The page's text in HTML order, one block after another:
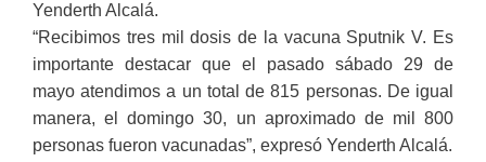
Yenderth Alcalá.
“Recibimos tres mil dosis de la vacuna Sputnik V. Es
importante destacar que el pasado sábado 29 de
mayo atendimos a un total de 815 personas. De igual
manera, el domingo 30, un aproximado de mil 800
personas fueron vacunadas”, expresó Yenderth Alcalá.